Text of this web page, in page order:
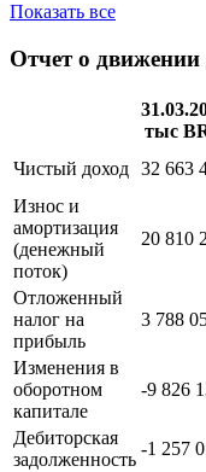
Показать все
Отчет о движении
тыс
Чистый доход 32 663
Износ и
амортизация
(денежный
поток)
20 810
Отложенный
налог на
прибыль
3 788
Изменения в
оборотном
капитале
-9 826
Дебиторская
задолженность
-1 257